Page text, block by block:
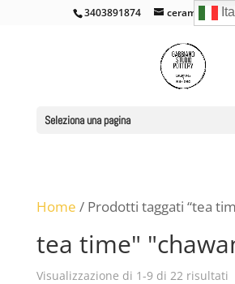
3403891874
Seleziona una pagina
Home / Prodotti taggati “tea
tea time"
Visualizzazione di 1-9 di 22 risultati